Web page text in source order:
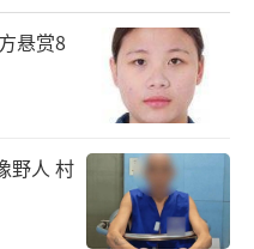
悬赏8
野人 村